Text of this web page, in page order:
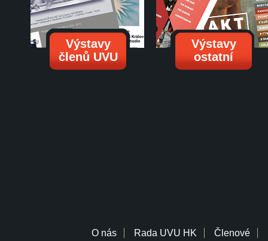
Výstavy
členů UVU
Výstavy
ostatní
O nás Rada UVU HK Členové